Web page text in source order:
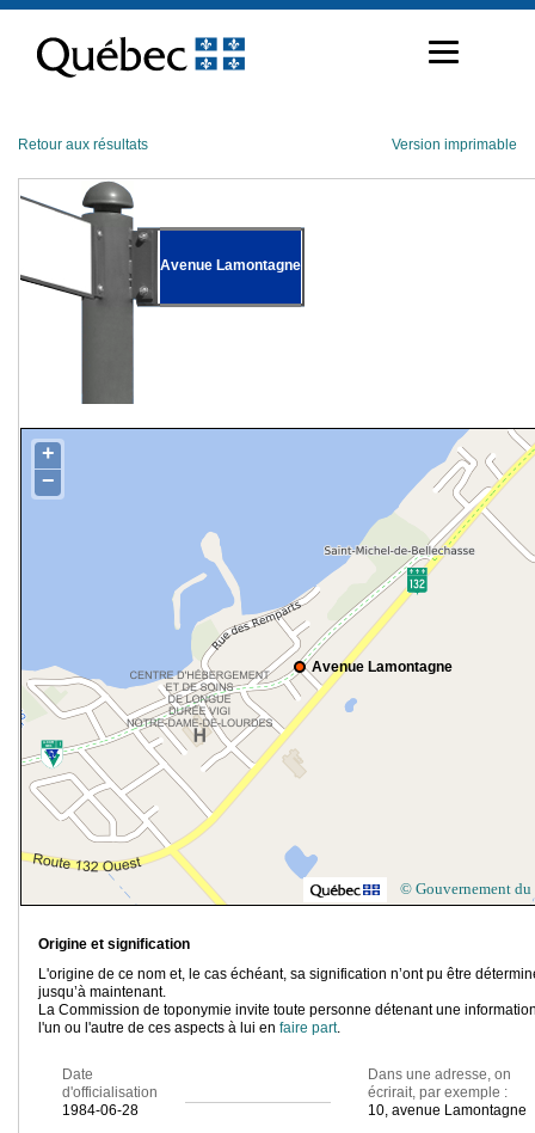
contenu
Retour aux résultats Version imprimable
Avenue Lamontagne
Avenue Lamontagne
+
−
© Gouvernement du
Origine et signification
L'origine de ce nom et, le cas échéant, sa signification n’ont pu être
jusqu’à maintenant.
La Commission de toponymie invite toute personne détenant une
l'un ou l'autre de ces aspects à lui en faire part.
Date
d'officialisation
1984-06-28
Dans une adresse, on
écrirait, par exemple :
10, avenue Lamontagne